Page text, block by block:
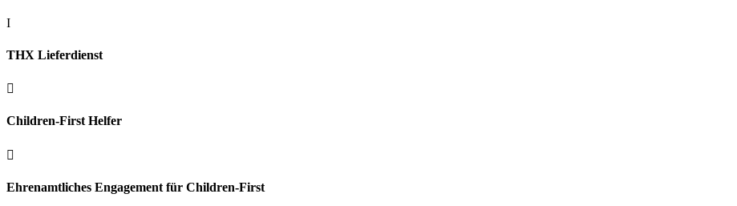
I
THX Lieferdienst

Children-First Helfer

Ehrenamtliches Engagement für Children-First